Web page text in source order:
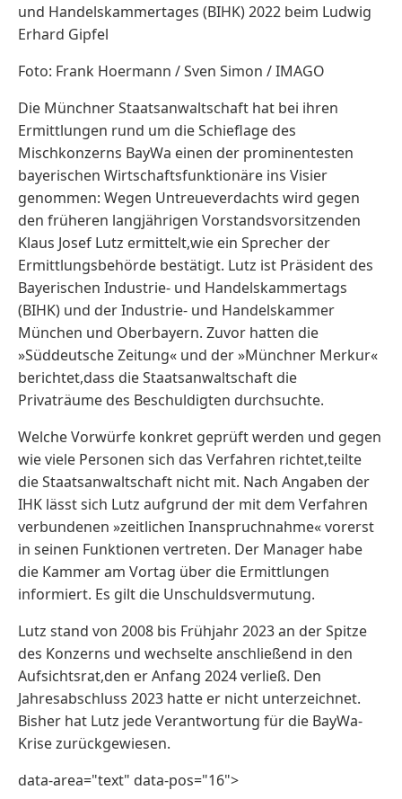
und Handelskammertages (BIHK) 2022 beim Ludwig
Erhard Gipfel
Foto: Frank Hoermann / Sven Simon / IMAGO
Die Münchner Staatsanwaltschaft hat bei ihren
Ermittlungen rund um die Schieflage des
Mischkonzerns BayWa einen der prominentesten
bayerischen Wirtschaftsfunktionäre ins Visier
genommen: Wegen Untreueverdachts wird gegen
den früheren langjährigen Vorstandsvorsitzenden
Klaus Josef Lutz ermittelt,wie ein Sprecher der
Ermittlungsbehörde bestätigt. Lutz ist Präsident des
Bayerischen Industrie- und Handelskammertags
(BIHK) und der Industrie- und Handelskammer
München und Oberbayern. Zuvor hatten die
»Süddeutsche Zeitung« und der »Münchner Merkur«
berichtet,dass die Staatsanwaltschaft die
Privaträume des Beschuldigten durchsuchte.
Welche Vorwürfe konkret geprüft werden und gegen
wie viele Personen sich das Verfahren richtet,teilte
die Staatsanwaltschaft nicht mit. Nach Angaben der
IHK lässt sich Lutz aufgrund der mit dem Verfahren
verbundenen »zeitlichen Inanspruchnahme« vorerst
in seinen Funktionen vertreten. Der Manager habe
die Kammer am Vortag über die Ermittlungen
informiert. Es gilt die Unschuldsvermutung.
Lutz stand von 2008 bis Frühjahr 2023 an der Spitze
des Konzerns und wechselte anschließend in den
Aufsichtsrat,den er Anfang 2024 verließ. Den
Jahresabschluss 2023 hatte er nicht unterzeichnet.
Bisher hat Lutz jede Verantwortung für die BayWa-
Krise zurückgewiesen.
data-area="text" data-pos="16">